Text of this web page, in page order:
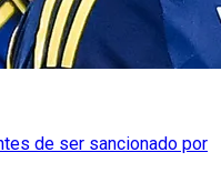
de ser sancionado por